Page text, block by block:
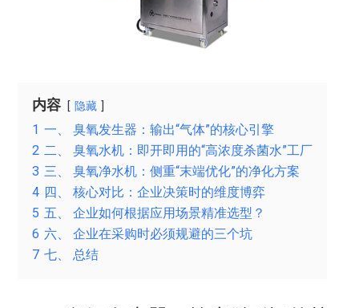
内容 隐藏
1 一、 臭氧发生器：输出“气体”的核心引擎
2 二、 臭氧水机：即开即用的“高浓度杀菌水”工厂
3 三、 臭氧净水机：侧重“末端优化”的净化方案
4 四、 核心对比：企业决策时的维度博弈
5 五、 企业如何根据应用场景精准选型？
6 六、 企业在采购时必须规避的三个坑
7 七、 总结